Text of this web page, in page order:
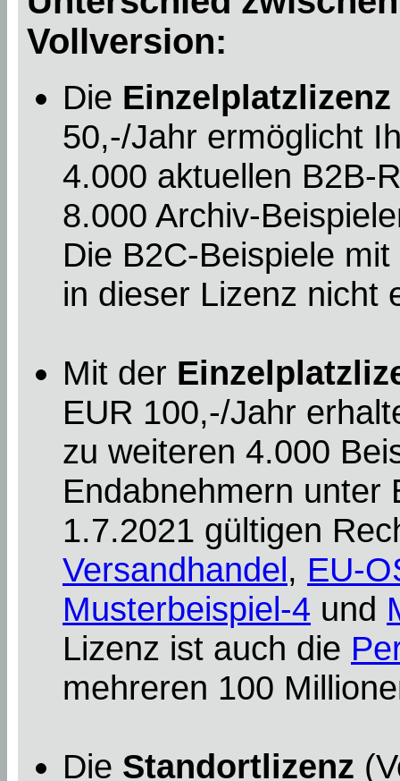
Vollversion:
Die Einzelplatzlizenz
50,-/Jahr ermöglicht
4.000 aktuellen B2B-
8.000 Archiv-
Die B2C-Beispiele
in dieser Lizenz nicht
Mit der
EUR 100,-/Jahr
zu weiteren 4.000
Endabnehmern unter
1.7.2021 gültigen
Versandhandel, EU-
Musterbeispiel-4 und
Lizenz ist auch die
mehreren 100
Die Standortlizenz